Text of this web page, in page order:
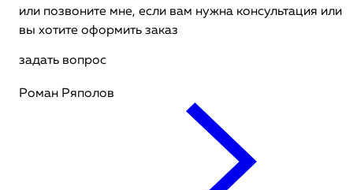
или позвоните мне, если вам нужна консультация или
вы хотите оформить заказ
задать вопрос
Роман Ряполов